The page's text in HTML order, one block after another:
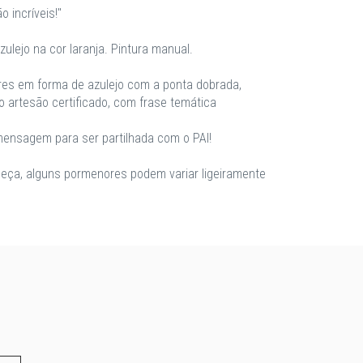
incríveis!"
na cor laranja. Pintura manual.
em forma de azulejo com a ponta dobrada,
artesão certificado, com frase temática
para ser partilhada com o PAI!
alguns pormenores podem variar ligeiramente